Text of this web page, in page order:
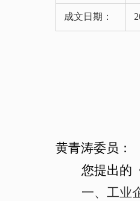
成文日期：
黄青涛委员：
您提出的
一、 工业